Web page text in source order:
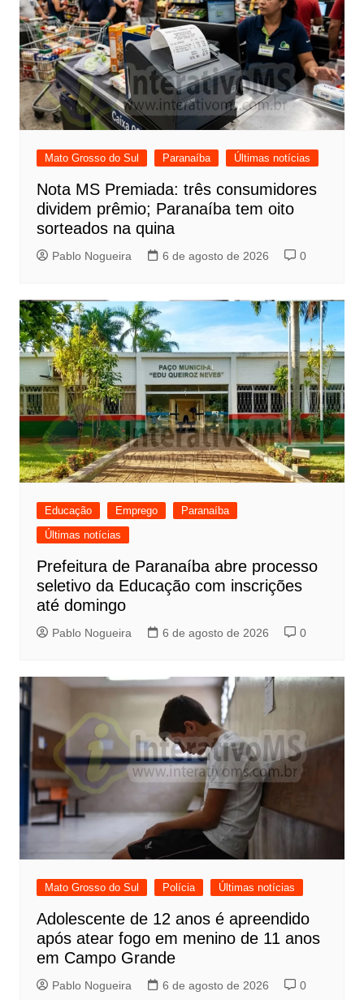
Mato Grosso do Sul Paranaíba Últimas notícias
Nota MS Premiada: três consumidores
dividem prêmio; Paranaíba tem oito
sorteados na quina
Pablo Nogueira 6 de agosto de 2026 0
Educação Emprego
Paranaíba
Últimas notícias
Prefeitura de Paranaíba abre processo
seletivo da Educação com inscrições
até domingo
Pablo Nogueira 6 de agosto de 2026 0
Mato Grosso do Sul Polícia Últimas notícias
Adolescente de 12 anos é apreendido
após atear fogo em menino de 11 anos
em Campo Grande
Pablo Nogueira 6 de agosto de 2026 0